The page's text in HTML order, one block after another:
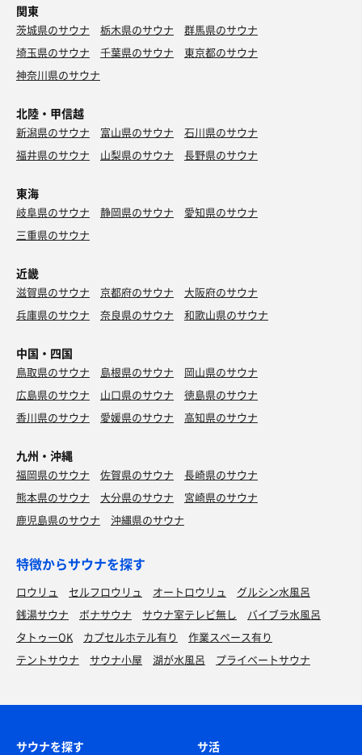
関東
茨城県のサウナ 栃木県のサウナ
群馬県のサウナ
埼玉県のサウナ
千葉県のサウナ
東京都のサウナ
神奈川県のサウナ
北陸・甲信越
新潟県のサウナ 富山県のサウナ
石川県のサウナ
福井県のサウナ
山梨県のサウナ 長野県のサウナ
東海
岐阜県のサウナ 静岡県のサウナ
愛知県のサウナ
三重県のサウナ
近畿
滋賀県のサウナ 京都府のサウナ
大阪府のサウナ
兵庫県のサウナ
奈良県のサウナ 和歌山県のサウナ
中国・四国
鳥取県のサウナ 島根県のサウナ
岡山県のサウナ
広島県のサウナ
山口県のサウナ
徳島県のサウナ
香川県のサウナ
愛媛県のサウナ 高知県のサウナ
九州・沖縄
福岡県のサウナ 佐賀県のサウナ
長崎県のサウナ
熊本県のサウナ
大分県のサウナ
宮崎県のサウナ
鹿児島県のサウナ
沖縄県のサウナ
特徴からサウナを探す
ロウリュ セルフロウリュ オートロウリュ
グルシン水風呂
銭湯サウナ
ボナサウナ サウナ室テレビ無し
バイブラ水風呂
タトゥーOK
カプセルホテル有り
作業スペース有り
テントサウナ
サウナ小屋 湖が水風呂 プライベートサウナ
サウナを探す サ活